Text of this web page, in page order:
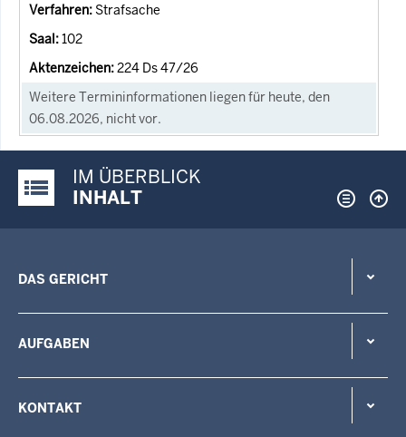
Strafsache
102
224 Ds 47/26
Weitere Termininformationen liegen für heute, den
06.08.2026, nicht vor.
Justiz-Portal im Überblick:
IM ÜBERBLICK
INHALT
DAS GERICHT
AUFGABEN
KONTAKT